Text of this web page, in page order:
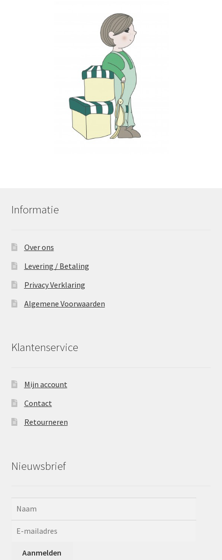
Informatie
Over ons
Levering / Betaling
Privacy Verklaring
Algemene Voorwaarden
Klantenservice
Mijn account
Contact
Retourneren
Nieuwsbrief